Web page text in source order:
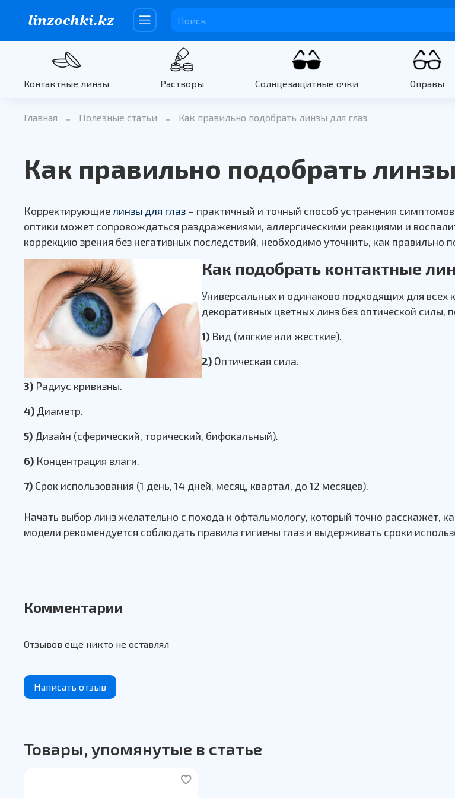
Контактные линзы Растворы Солнцезащитные очки Оправы
Главная Полезные статьи Как правильно подобрать линзы для глаз
Как правильно подобрать
Корректирующиелинзы для глаз – практичный и точный способ устранения
оптики может сопровождаться раздражениями, аллергическими реакциями и
коррекцию зрения без негативных последствий, необходимо уточнить, как правильно
Как подобрать контактные
Универсальных и одинаково подходящих для всех
декоративных цветных линз без оптической силы,
1) Вид (мягкие или жесткие).
2) Оптическая сила.
3) Радиус кривизны.
4) Диаметр.
5) Дизайн (сферический, торический, бифокальный).
6) Концентрация влаги.
7) Срок использования (1 день, 14 дней, месяц, квартал, до 12 месяцев).
Начать выбор линз желательно с похода к офтальмологу, который точно расскажет,
модели рекомендуется соблюдать правила гигиены глаз и выдерживать сроки
Комментарии
Отзывов еще никто не оставлял
Написать отзыв
Товары, упомянутые в статье